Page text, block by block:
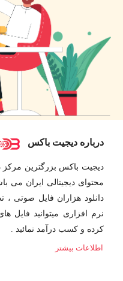
درباره دیجیت باکس
دیجیت باکس بزرگترین مرکز
محتوای دیجیتالی ایران می
دانلود هزاران فایل صوتی
نرم افزاری میتوانید
کرده و کسب درآمد نمائید .
اطلاعات بیشتر